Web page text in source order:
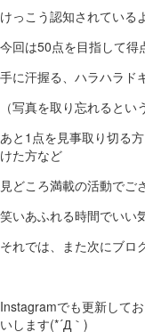
けっこう認知されている
今回は50点を目指して得
手に汗握る、ハラハラド
（写真を取り忘れると
あと1点を見事取り切る
けた方など
見どころ満載の活動でご
笑いあふれる時間でいい
それでは、また次にブロ
Instagramでも更新して
いします(*´Д｀)